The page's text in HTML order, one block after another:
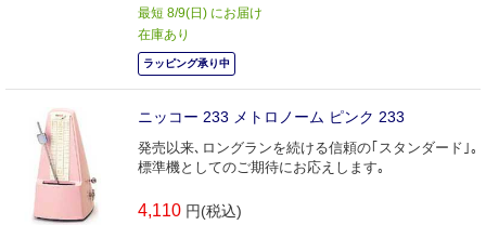
最短 8/9(日) にお届け
在庫あり
ラッピング承り中
ニッコー 233 メトロノーム ピンク 233
発売以来､ロングランを続ける信頼の｢スタンダード｣｡
標準機としてのご期待にお応えします｡
4,110 円(税込)